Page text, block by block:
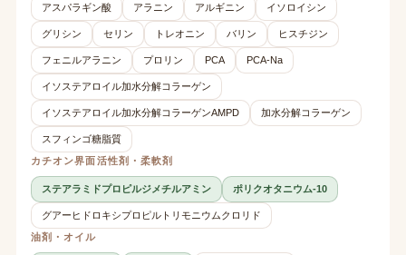
アスパラギン酸 アラニン アルギニン イソロイシン
グリシン セリン トレオニン バリン ヒスチジン
フェニルアラニン プロリン PCA PCA-Na
イソステアロイル加水分解コラーゲン
イソステアロイル加水分解コラーゲンAMPD 加水分解コラーゲン
スフィンゴ糖脂質
カチオン界面活性剤・柔軟剤
ステアラミドプロピルジメチルアミン ポリクオタニウム-10
グアーヒドロキシプロピルトリモニウムクロリド
油剤・オイル